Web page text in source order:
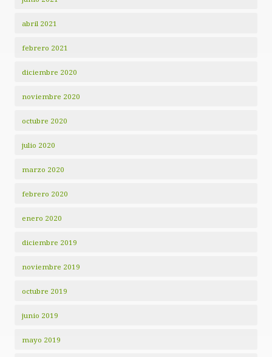
abril 2021
febrero 2021
diciembre 2020
noviembre 2020
octubre 2020
julio 2020
marzo 2020
febrero 2020
enero 2020
diciembre 2019
noviembre 2019
octubre 2019
junio 2019
mayo 2019